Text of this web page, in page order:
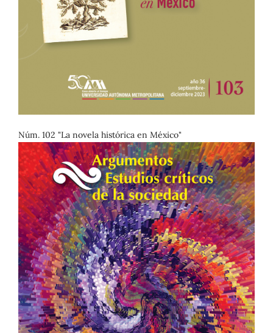
Núm. 102 "La novela histórica en México"